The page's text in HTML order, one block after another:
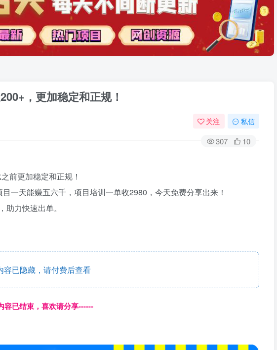
，更加稳定和正规！
关注 私信
307 10
前更加稳定和正规！
一天能赚五六千，项目培训一单收2980，今天免费分享出来！
力快速出单。
已隐藏，请付费后查看
容已结束，喜欢请分享------